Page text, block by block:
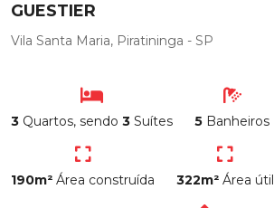
GUESTIER
Vila Santa Maria, Piratininga - SP
3 Quartos, sendo 3 Suítes 5 Banheiros
190m² Área construída 322m² Área útil